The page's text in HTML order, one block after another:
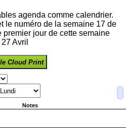
agenda comme calendrier.
le numéro de la semaine 17 de
premier jour de cette semaine
Avril
Cloud Print
Notes